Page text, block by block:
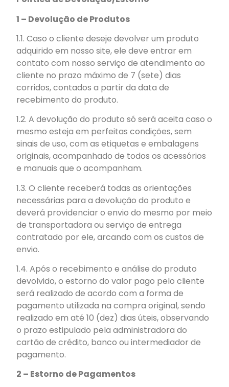
1 – Devolução de Produtos
1.1. Caso o cliente deseje devolver um produto
adquirido em nosso site, ele deve entrar em
contato com nosso serviço de atendimento ao
cliente no prazo máximo de 7 (sete) dias
corridos, contados a partir da data de
recebimento do produto.
1.2. A devolução do produto só será aceita caso o
mesmo esteja em perfeitas condições, sem
sinais de uso, com as etiquetas e embalagens
originais, acompanhado de todos os acessórios
e manuais que o acompanham.
1.3. O cliente receberá todas as orientações
necessárias para a devolução do produto e
deverá providenciar o envio do mesmo por meio
de transportadora ou serviço de entrega
contratado por ele, arcando com os custos de
envio.
1.4. Após o recebimento e análise do produto
devolvido, o estorno do valor pago pelo cliente
será realizado de acordo com a forma de
pagamento utilizada na compra original, sendo
realizado em até 10 (dez) dias úteis, observando
o prazo estipulado pela administradora do
cartão de crédito, banco ou intermediador de
pagamento.
2 – Estorno de Pagamentos